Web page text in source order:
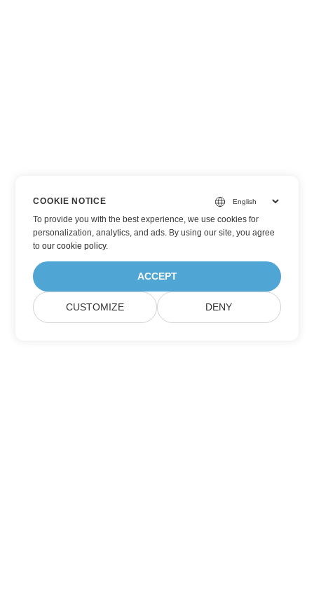
COOKIE NOTICE
To provide you with the best experience, we use cookies for
personalization, analytics, and ads. By using our site, you agree
toour cookie policy.
ACCEPT
CUSTOMIZE DENY